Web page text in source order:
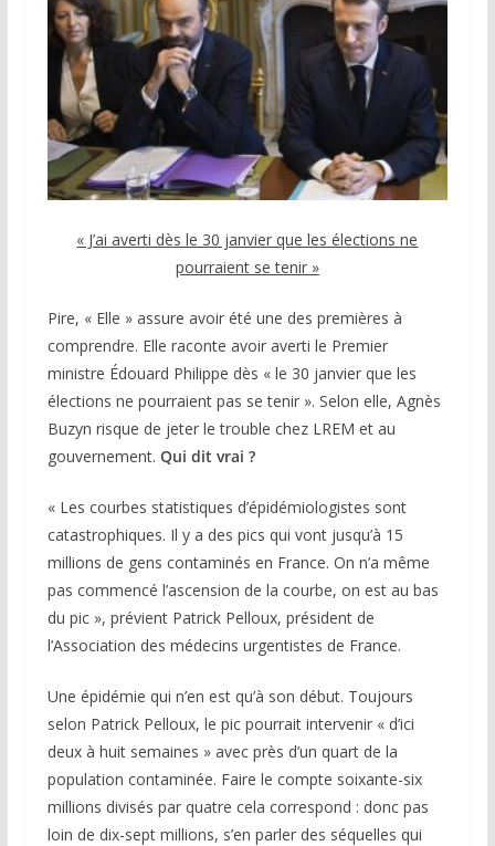
« J’ai averti dès le 30 janvier que les élections ne
pourraient se tenir »
Pire, « Elle » assure avoir été une des premières à
comprendre. Elle raconte avoir averti le Premier
ministre Édouard Philippe dès « le 30 janvier que les
élections ne pourraient pas se tenir ». Selon elle, Agnès
Buzyn risque de jeter le trouble chez LREM et au
gouvernement. Qui dit vrai ?
« Les courbes statistiques d’épidémiologistes sont
catastrophiques. Il y a des pics qui vont jusqu’à 15
millions de gens contaminés en France. On n’a même
pas commencé l’ascension de la courbe, on est au bas
du pic », prévient Patrick Pelloux, président de
l’Association des médecins urgentistes de France.
Une épidémie qui n’en est qu’à son début. Toujours
selon Patrick Pelloux, le pic pourrait intervenir « d’ici
deux à huit semaines » avec près d’un quart de la
population contaminée. Faire le compte soixante-six
millions divisés par quatre cela correspond : donc pas
loin de dix-sept millions, s’en parler des séquelles qui